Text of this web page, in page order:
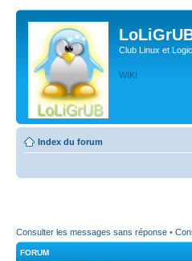
Club Linux et
WIKI
Index du forum
Consulter les messages sans réponse •
FORUM